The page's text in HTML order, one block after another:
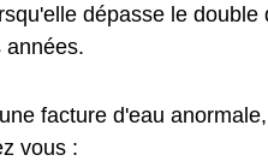
dépasse le
années.
facture d'eau
vous :